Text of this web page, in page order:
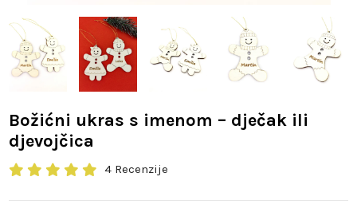
Božićni ukras s imenom – dječak ili
djevojčica
4 Recenzije